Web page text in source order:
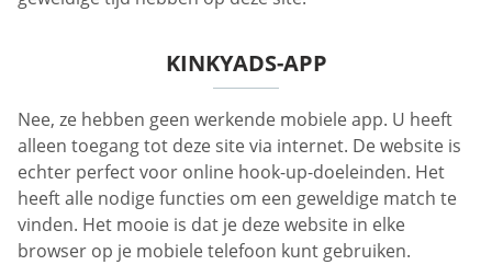
KINKYADS-APP
Nee, ze hebben geen werkende mobiele app. U heeft
alleen toegang tot deze site via internet. De website is
echter perfect voor online hook-up-doeleinden. Het
heeft alle nodige functies om een geweldige match te
vinden. Het mooie is dat je deze website in elke
browser op je mobiele telefoon kunt gebruiken.